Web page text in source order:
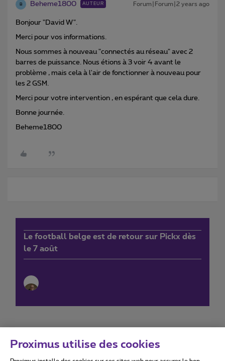
B Beheme1800 AUTEUR Forum|Forum|2 years ago
Bonjour "David W".
Merci pour vos informations.
Nous sommes à nouveau "connectés au réseau" avec 2
barres de puissance. Nous étions à 3 voir 4 avant le
problème , mais cela à l'air de fonctionner à nouveau pour
les 2 GSM.
Merci pour votre intervention , en espérant que cela dure.
Bonne journée.
Beheme1800
Le football belge est de retour sur Pickx dès
le 7 août
Proximus utilise des cookies